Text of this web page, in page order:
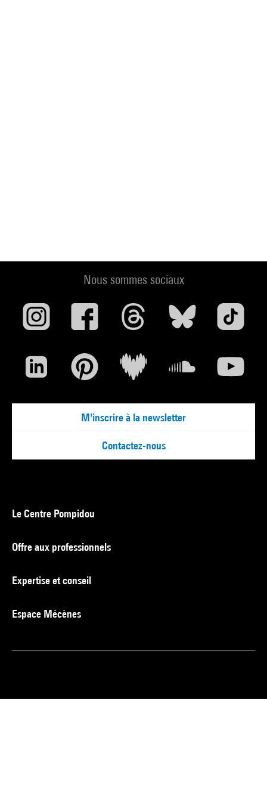
Nous sommes sociaux
M'inscrire à la newsletter
Contactez-nous
Le Centre Pompidou
Offre aux professionnels
Expertise et conseil
Espace Mécènes